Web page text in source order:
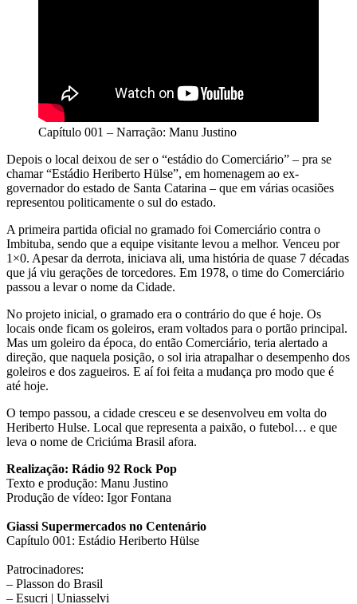
Capítulo 001 – Narração: Manu Justino
Depois o local deixou de ser o “estádio do Comerciário” – pra se
chamar “Estádio Heriberto Hülse”, em homenagem ao ex-
governador do estado de Santa Catarina – que em várias ocasiões
representou politicamente o sul do estado.
A primeira partida oficial no gramado foi Comerciário contra o
Imbituba, sendo que a equipe visitante levou a melhor. Venceu por
1×0. Apesar da derrota, iniciava ali, uma história de quase 7 décadas
que já viu gerações de torcedores. Em 1978, o time do Comerciário
passou a levar o nome da Cidade.
No projeto inicial, o gramado era o contrário do que é hoje. Os
locais onde ficam os goleiros, eram voltados para o portão principal.
Mas um goleiro da época, do então Comerciário, teria alertado a
direção, que naquela posição, o sol iria atrapalhar o desempenho dos
goleiros e dos zagueiros. E aí foi feita a mudança pro modo que é
até hoje.
O tempo passou, a cidade cresceu e se desenvolveu em volta do
Heriberto Hulse. Local que representa a paixão, o futebol… e que
leva o nome de Criciúma Brasil afora.
Realização: Rádio 92 Rock Pop
Texto e produção: Manu Justino
Produção de vídeo: Igor Fontana
Giassi Supermercados no Centenário
Capítulo 001: Estádio Heriberto Hülse
Patrocinadores:
– Plasson do Brasil
– Esucri | Uniasselvi